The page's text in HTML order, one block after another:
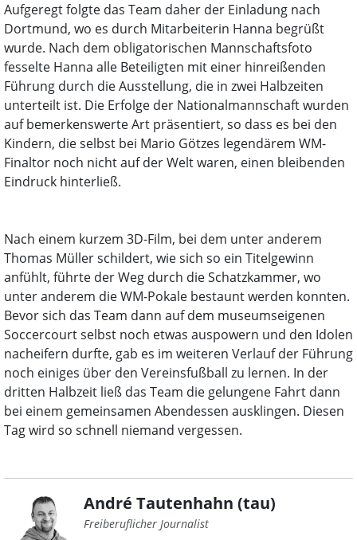
Aufgeregt folgte das Team daher der Einladung nach
Dortmund, wo es durch Mitarbeiterin Hanna begrüßt
wurde. Nach dem obligatorischen Mannschaftsfoto
fesselte Hanna alle Beteiligten mit einer hinreißenden
Führung durch die Ausstellung, die in zwei Halbzeiten
unterteilt ist. Die Erfolge der Nationalmannschaft wurden
auf bemerkenswerte Art präsentiert, so dass es bei den
Kindern, die selbst bei Mario Götzes legendärem WM-
Finaltor noch nicht auf der Welt waren, einen bleibenden
Eindruck hinterließ.
Nach einem kurzem 3D-Film, bei dem unter anderem
Thomas Müller schildert, wie sich so ein Titelgewinn
anfühlt, führte der Weg durch die Schatzkammer, wo
unter anderem die WM-Pokale bestaunt werden konnten.
Bevor sich das Team dann auf dem museumseigenen
Soccercourt selbst noch etwas auspowern und den Idolen
nacheifern durfte, gab es im weiteren Verlauf der Führung
noch einiges über den Vereinsfußball zu lernen. In der
dritten Halbzeit ließ das Team die gelungene Fahrt dann
bei einem gemeinsamen Abendessen ausklingen. Diesen
Tag wird so schnell niemand vergessen.
André Tautenhahn (tau)
Freiberuflicher Journalist